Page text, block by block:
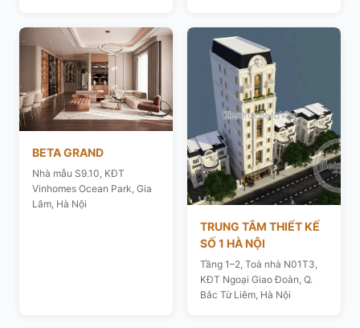
BETA GRAND
Nhà mẫu S9.10, KĐT
Vinhomes Ocean Park, Gia
Lâm, Hà Nội
TRUNG TÂM THIẾT KẾ
SỐ 1 HÀ NỘI
Tầng 1–2, Toà nhà N01T3,
KĐT Ngoại Giao Đoàn, Q.
Bắc Từ Liêm, Hà Nội